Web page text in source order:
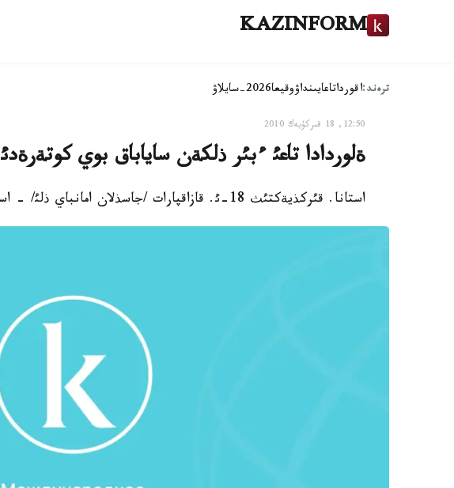
KAZINFORM
ترەند:اقورداتاعايىنداۋوقيعا2026-سايلاۋ
12:50, 18 قىركۇيەك 2010
ةلوردادا تاعئ ءبئر ذلكةن ساياباق بوي كوتةرةدئ
استانا. قئركذيةكتئث 18-ئ. قازاقپارات /جاسذلان امانباي ذلئ/ - استانادا تاعئ ءبئر ساياباق پايدا بولادئ